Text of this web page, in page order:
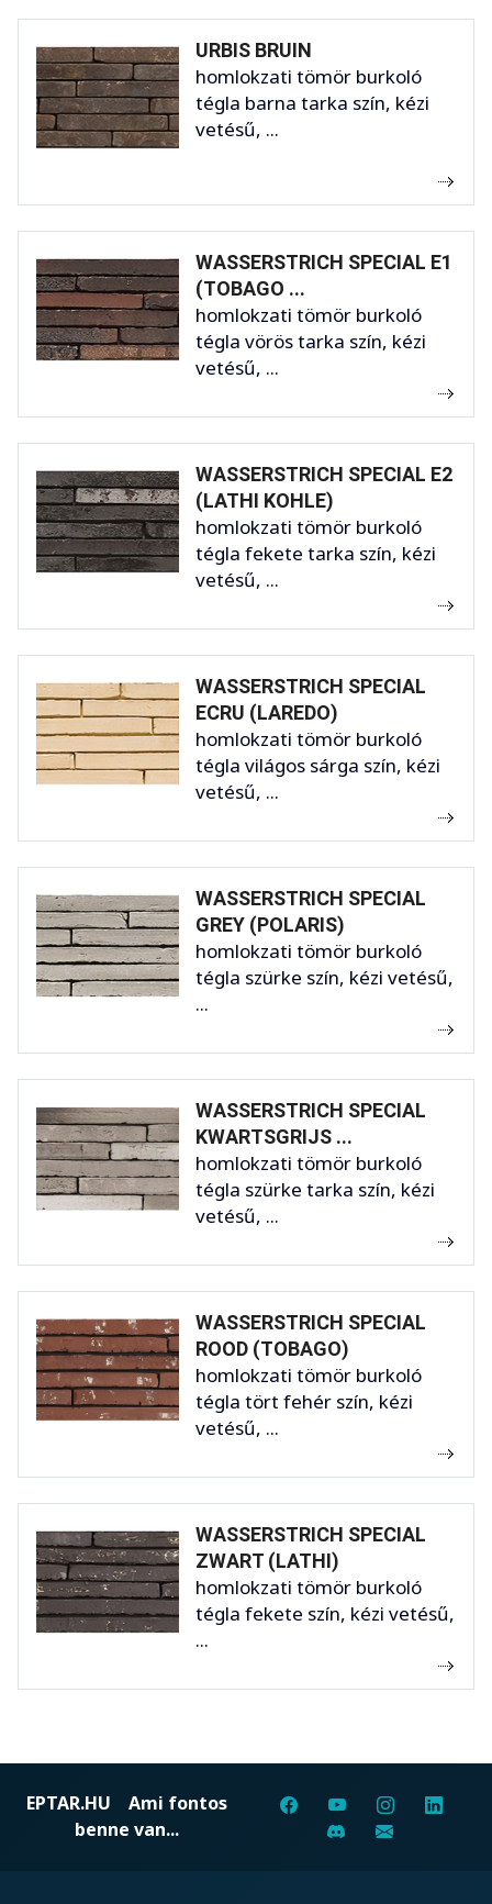
URBIS BRUIN
homlokzati tömör burkoló
tégla barna tarka szín, kézi
vetésű, ...
WASSERSTRICH SPECIAL E1
(TOBAGO ...
homlokzati tömör burkoló
tégla vörös tarka szín, kézi
vetésű, ...
WASSERSTRICH SPECIAL E2
(LATHI KOHLE)
homlokzati tömör burkoló
tégla fekete tarka szín, kézi
vetésű, ...
WASSERSTRICH SPECIAL
ECRU (LAREDO)
homlokzati tömör burkoló
tégla világos sárga szín, kézi
vetésű, ...
WASSERSTRICH SPECIAL
GREY (POLARIS)
homlokzati tömör burkoló
tégla szürke szín, kézi vetésű,
...
WASSERSTRICH SPECIAL
KWARTSGRIJS ...
homlokzati tömör burkoló
tégla szürke tarka szín, kézi
vetésű, ...
WASSERSTRICH SPECIAL
ROOD (TOBAGO)
homlokzati tömör burkoló
tégla tört fehér szín, kézi
vetésű, ...
WASSERSTRICH SPECIAL
ZWART (LATHI)
homlokzati tömör burkoló
tégla fekete szín, kézi vetésű,
...
EPTAR.HU Ami fontos
benne van...